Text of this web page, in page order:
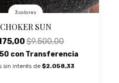
3 colores
CHOKER SUN
$9.500,00
con Transferencia
sin interés de $2.058,33